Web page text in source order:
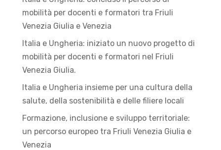
mobilità per docenti e formatori tra Friuli
Venezia Giulia e Venezia
Italia e Ungheria: iniziato un nuovo progetto di
mobilità per docenti e formatori nel Friuli
Venezia Giulia.
Italia e Ungheria insieme per una cultura della
salute, della sostenibilità e delle filiere locali
Formazione, inclusione e sviluppo territoriale:
un percorso europeo tra Friuli Venezia Giulia e
Venezia